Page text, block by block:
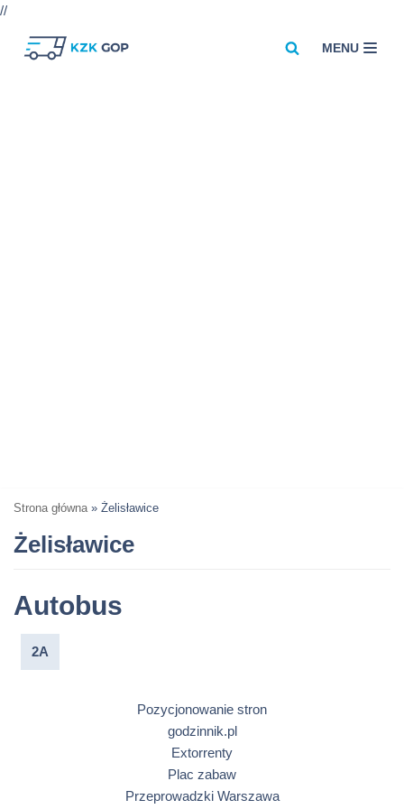
//
MENU
Strona główna » Żelisławice
Żelisławice
Autobus
2A
Pozycjonowanie stron
godzinnik.pl
Extorrenty
Plac zabaw
Przeprowadzki Warszawa